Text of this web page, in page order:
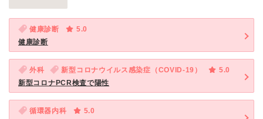
健康診断
5.0
健康診断
外科 新型コロナウイルス感染症（COVID-19）
5.0
新型コロナPCR検査で陽性
循環器内科
5.0